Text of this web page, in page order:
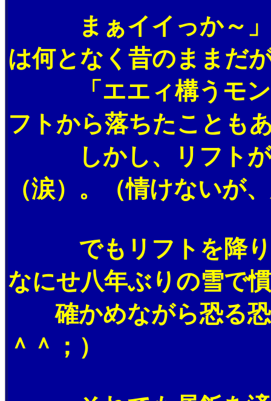
まぁイイっか～」と
は何となく昔のままだ
「エエィ構うモンか
フトから落ちたことも
しかし、リフトが中
（涙）。（情けないが
でもリフトを降りて
なにせ八年ぶりの雪で
確かめながら恐る恐
＾＾；）